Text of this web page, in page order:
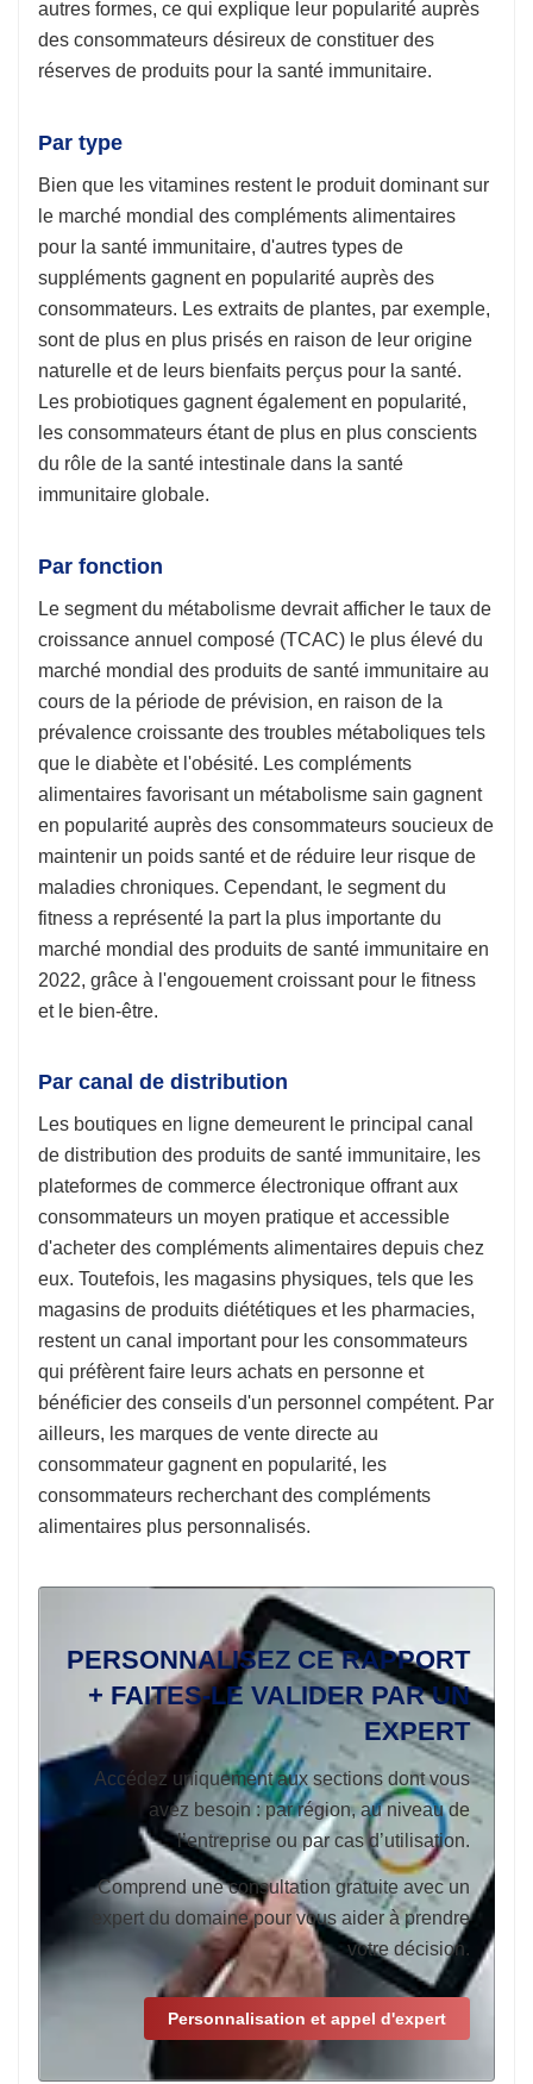
autres formes, ce qui explique leur popularité auprès
des consommateurs désireux de constituer des
réserves de produits pour la santé immunitaire.
Par type
Bien que les vitamines restent le produit dominant sur
le marché mondial des compléments alimentaires
pour la santé immunitaire, d'autres types de
suppléments gagnent en popularité auprès des
consommateurs. Les extraits de plantes, par exemple,
sont de plus en plus prisés en raison de leur origine
naturelle et de leurs bienfaits perçus pour la santé.
Les probiotiques gagnent également en popularité,
les consommateurs étant de plus en plus conscients
du rôle de la santé intestinale dans la santé
immunitaire globale.
Par fonction
Le segment du métabolisme devrait afficher le taux de
croissance annuel composé (TCAC) le plus élevé du
marché mondial des produits de santé immunitaire au
cours de la période de prévision, en raison de la
prévalence croissante des troubles métaboliques tels
que le diabète et l'obésité. Les compléments
alimentaires favorisant un métabolisme sain gagnent
en popularité auprès des consommateurs soucieux de
maintenir un poids santé et de réduire leur risque de
maladies chroniques. Cependant, le segment du
fitness a représenté la part la plus importante du
marché mondial des produits de santé immunitaire en
2022, grâce à l'engouement croissant pour le fitness
et le bien-être.
Par canal de distribution
Les boutiques en ligne demeurent le principal canal
de distribution des produits de santé immunitaire, les
plateformes de commerce électronique offrant aux
consommateurs un moyen pratique et accessible
d'acheter des compléments alimentaires depuis chez
eux. Toutefois, les magasins physiques, tels que les
magasins de produits diététiques et les pharmacies,
restent un canal important pour les consommateurs
qui préfèrent faire leurs achats en personne et
bénéficier des conseils d'un personnel compétent. Par
ailleurs, les marques de vente directe au
consommateur gagnent en popularité, les
consommateurs recherchant des compléments
alimentaires plus personnalisés.
PERSONNALISEZ CE RAPPORT
+ FAITES-LE VALIDER PAR UN
EXPERT
Accédez uniquement aux sections dont vous
avez besoin : par région, au niveau de
l’entreprise ou par cas d’utilisation.
Comprend une consultation gratuite avec un
expert du domaine pour vous aider à prendre
votre décision.
Personnalisation et appel d'expert